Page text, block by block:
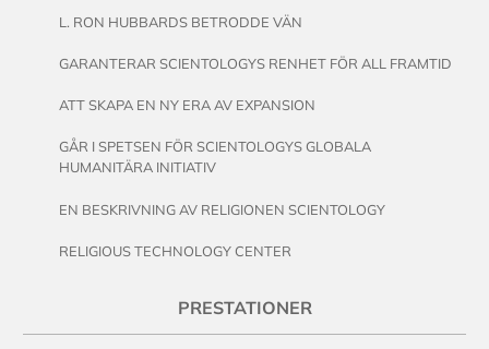
L. RON HUBBARDS BETRODDE VÄN
GARANTERAR SCIENTOLOGYS RENHET FÖR ALL FRAMTID
ATT SKAPA EN NY ERA AV EXPANSION
GÅR I SPETSEN FÖR SCIENTOLOGYS GLOBALA
HUMANITÄRA INITIATIV
EN BESKRIVNING AV RELIGIONEN SCIENTOLOGY
RELIGIOUS TECHNOLOGY CENTER
PRESTATIONER